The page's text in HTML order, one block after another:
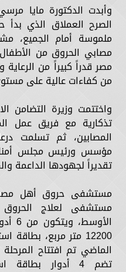
وأبدت الدكتورة مايا
الصرح العملاق الذي
ملموسة أمام الجميع،
مصابي الحروق من
مصر قدراً كبيراً من
من كفاءات عالية على
واختتمت وزيرة التضامن
تذكارية مع فريق عمل
المصابين، ثم تسلمت
مؤسس ورئيس مجلس
تقديراً لجهودها الداعمة
مستشفى حروق أهل مصر
مستشفى لعلاج
الماضي تم افتتاح